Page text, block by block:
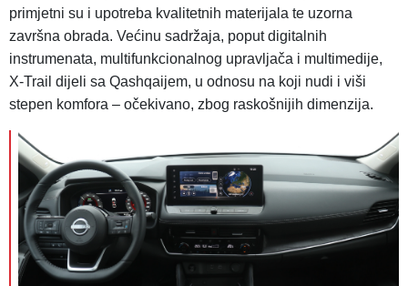
primjetni su i upotreba kvalitetnih materijala te uzorna
završna obrada. Većinu sadržaja, poput digitalnih
instrumenata, multifunkcionalnog upravljača i multimedije,
X-Trail dijeli sa Qashqaijem, u odnosu na koji nudi i viši
stepen komfora – očekivano, zbog raskošnijih dimenzija.